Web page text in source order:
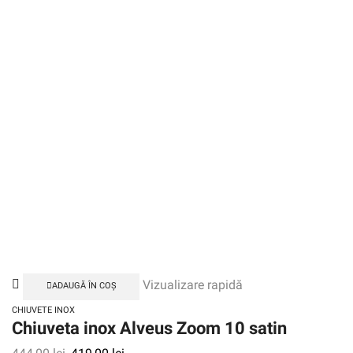
ADAUGĂ ÎN COȘ Vizualizare rapidă
CHIUVETE INOX
Chiuveta inox Alveus Zoom 10 satin